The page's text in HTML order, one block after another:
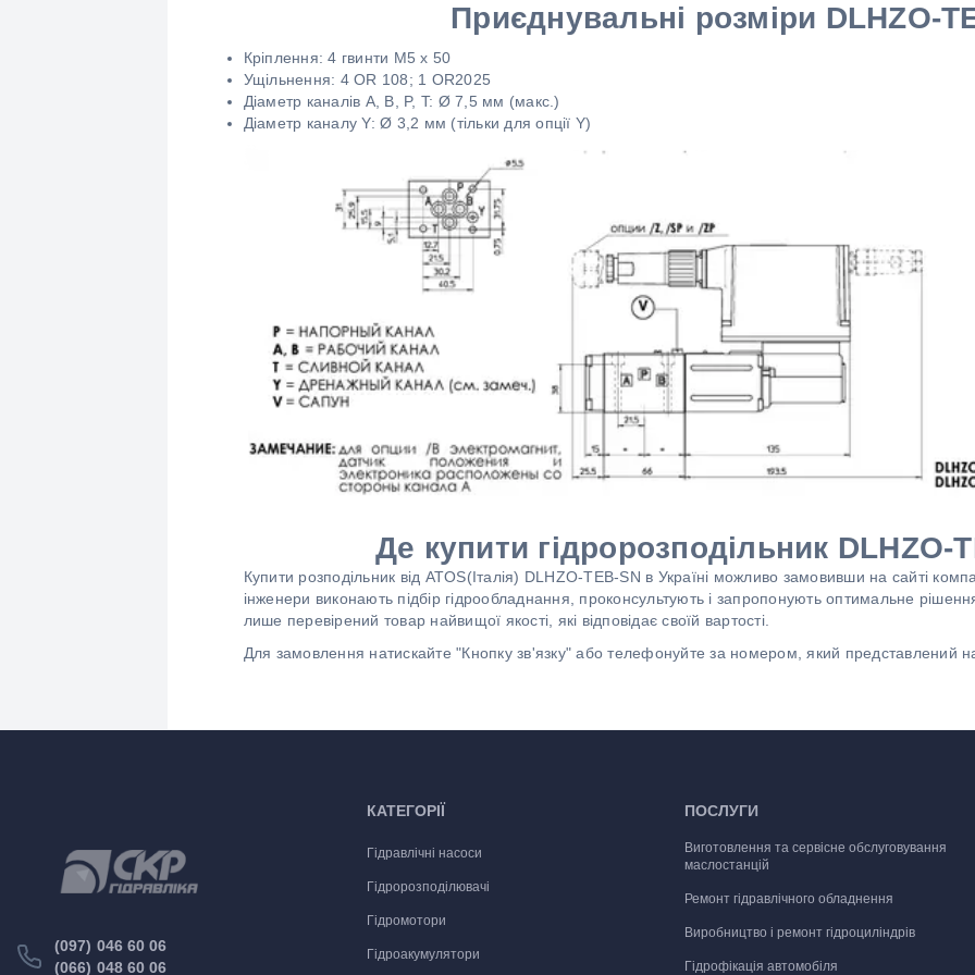
Приєднувальні розміри DLHZO-
Кріплення: 4 гвинти M5 x 50
Ущільнення: 4 OR 108; 1 OR2025
Діаметр каналів A, B, P, T: Ø 7,5 мм (макс.)
Діаметр каналу Y: Ø 3,2 мм (тільки для опції Y)
Де купити гідророзподільник DLHZO-
Купити розподільник від ATOS(Італія) DLHZO-TEB-SN в Україні можливо замовивши на сайті
інженери виконають підбір гідрообладнання, проконсультують і запропонують оптимальне
лише перевірений товар найвищої якості, які відповідає своїй вартості.
Для замовлення натискайте "Кнопку зв'язку" або телефонуйте за номером, який представлений
(097) 046 60 06
(066) 048 60 06
КАТЕГОРІЇ
Гідравлічні насоси
Гідророзподілювачі
Гідромотори
Гідроакумулятори
ПОСЛУГИ
Виготовлення та сервісне обслуговування
маслостанцій
Ремонт гідравлічного обладнення
Виробництво і ремонт гідроциліндрів
Гідрофікація автомобіля